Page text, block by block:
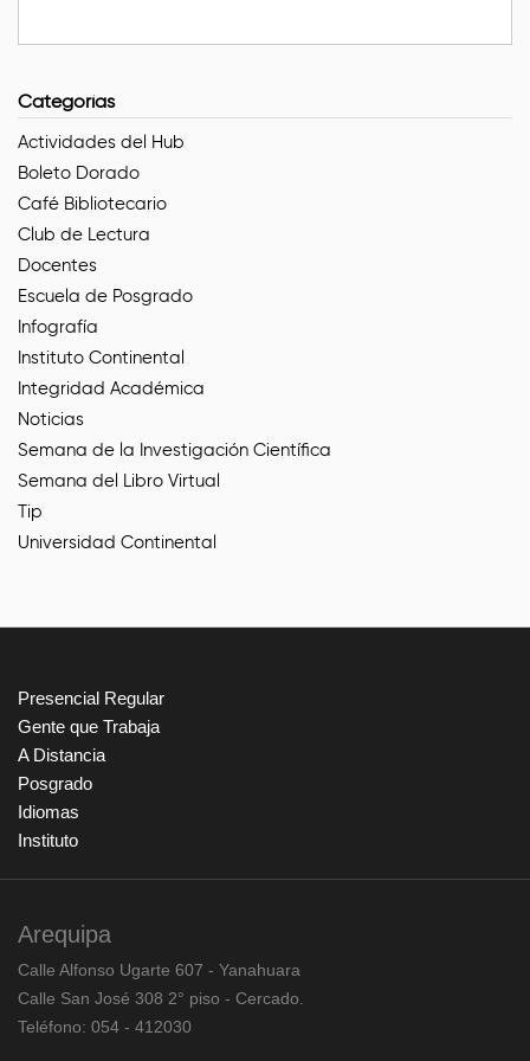
Categorías
Actividades del Hub
Boleto Dorado
Café Bibliotecario
Club de Lectura
Docentes
Escuela de Posgrado
Infografía
Instituto Continental
Integridad Académica
Noticias
Semana de la Investigación Científica
Semana del Libro Virtual
Tip
Universidad Continental
Presencial Regular
Gente que Trabaja
A Distancia
Posgrado
Idiomas
Instituto
Arequipa
Calle Alfonso Ugarte 607 - Yanahuara
Calle San José 308 2° piso - Cercado.
Teléfono: 054 - 412030